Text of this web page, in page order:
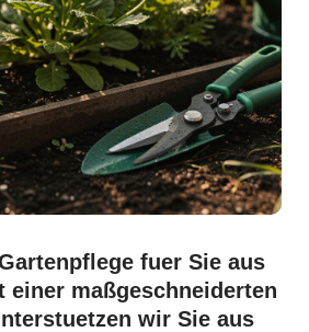
fuer Sie aus
einer maßgeschneiderten
wir Sie aus